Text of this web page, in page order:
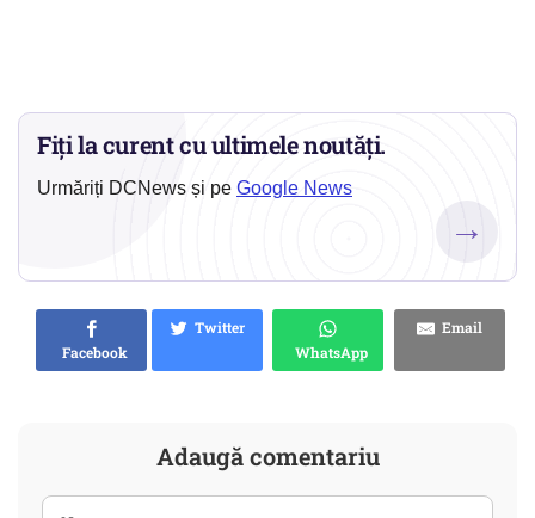
Fiți la curent cu ultimele noutăți.
Urmăriți DCNews și pe Google News
→
Facebook
Twitter
WhatsApp
Email
Adaugă comentariu